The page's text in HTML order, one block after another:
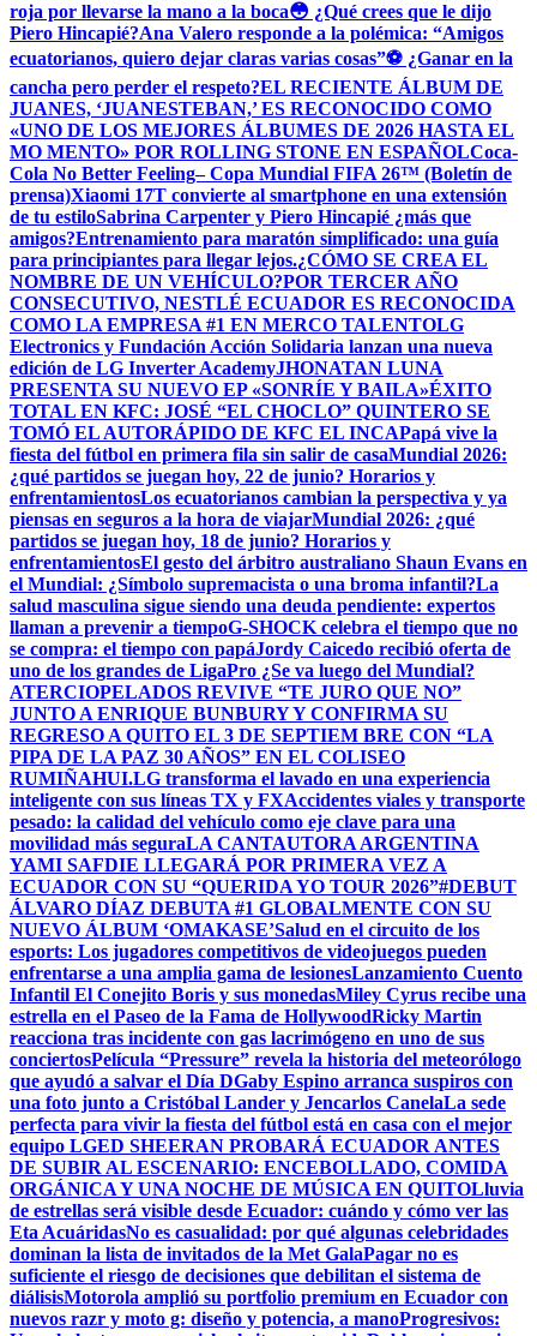
roja por llevarse la mano a la boca😳 ¿Qué crees que le dijo
Piero Hincapié?Ana Valero responde a la polémica: “Amigos
ecuatorianos, quiero dejar claras varias cosas”⚽ ¿Ganar en la
cancha pero perder el respeto?EL RECIENTE ÁLBUM DE
JUANES, ‘JUANESTEBAN,’ ES RECONOCIDO COMO
«UNO DE LOS MEJORES ÁLBUMES DE 2026 HASTA EL
MO MENTO» POR ROLLING STONE EN ESPAÑOLCoca-
Cola No Better Feeling– Copa Mundial FIFA 26™ (Boletín de
prensa)Xiaomi 17T convierte al smartphone en una extensión
de tu estiloSabrina Carpenter y Piero Hincapié ¿más que
amigos?Entrenamiento para maratón simplificado: una guía
para principiantes para llegar lejos.¿CÓMO SE CREA EL
NOMBRE DE UN VEHÍCULO?POR TERCER AÑO
CONSECUTIVO, NESTLÉ ECUADOR ES RECONOCIDA
COMO LA EMPRESA #1 EN MERCO TALENTOLG
Electronics y Fundación Acción Solidaria lanzan una nueva
edición de LG Inverter AcademyJHONATAN LUNA
PRESENTA SU NUEVO EP «SONRÍE Y BAILA»ÉXITO
TOTAL EN KFC: JOSÉ “EL CHOCLO” QUINTERO SE
TOMÓ EL AUTORÁPIDO DE KFC EL INCAPapá vive la
fiesta del fútbol en primera fila sin salir de casaMundial 2026:
¿qué partidos se juegan hoy, 22 de junio? Horarios y
enfrentamientosLos ecuatorianos cambian la perspectiva y ya
piensas en seguros a la hora de viajarMundial 2026: ¿qué
partidos se juegan hoy, 18 de junio? Horarios y
enfrentamientosEl gesto del árbitro australiano Shaun Evans en
el Mundial: ¿Símbolo supremacista o una broma infantil?La
salud masculina sigue siendo una deuda pendiente: expertos
llaman a prevenir a tiempoG-SHOCK celebra el tiempo que no
se compra: el tiempo con papáJordy Caicedo recibió oferta de
uno de los grandes de LigaPro ¿Se va luego del Mundial?
ATERCIOPELADOS REVIVE “TE JURO QUE NO”
JUNTO A ENRIQUE BUNBURY Y CONFIRMA SU
REGRESO A QUITO EL 3 DE SEPTIEM BRE CON “LA
PIPA DE LA PAZ 30 AÑOS” EN EL COLISEO
RUMIÑAHUI.LG transforma el lavado en una experiencia
inteligente con sus líneas TX y FXAccidentes viales y transporte
pesado: la calidad del vehículo como eje clave para una
movilidad más seguraLA CANTAUTORA ARGENTINA
YAMI SAFDIE LLEGARÁ POR PRIMERA VEZ A
ECUADOR CON SU “QUERIDA YO TOUR 2026”#DEBUT
ÁLVARO DÍAZ DEBUTA #1 GLOBALMENTE CON SU
NUEVO ÁLBUM ‘OMAKASE’Salud en el circuito de los
esports: Los jugadores competitivos de videojuegos pueden
enfrentarse a una amplia gama de lesionesLanzamiento Cuento
Infantil El Conejito Boris y sus monedasMiley Cyrus recibe una
estrella en el Paseo de la Fama de HollywoodRicky Martin
reacciona tras incidente con gas lacrimógeno en uno de sus
conciertosPelícula “Pressure” revela la historia del meteorólogo
que ayudó a salvar el Día DGaby Espino arranca suspiros con
una foto junto a Cristóbal Lander y Jencarlos CanelaLa sede
perfecta para vivir la fiesta del fútbol está en casa con el mejor
equipo LGED SHEERAN PROBARÁ ECUADOR ANTES
DE SUBIR AL ESCENARIO: ENCEBOLLADO, COMIDA
ORGÁNICA Y UNA NOCHE DE MÚSICA EN QUITOLluvia
de estrellas será visible desde Ecuador: cuándo y cómo ver las
Eta AcuáridasNo es casualidad: por qué algunas celebridades
dominan la lista de invitados de la Met GalaPagar no es
suficiente el riesgo de decisiones que debilitan el sistema de
diálisisMotorola amplió su portfolio premium en Ecuador con
nuevos razr y moto g: diseño y potencia, a manoProgresivos: